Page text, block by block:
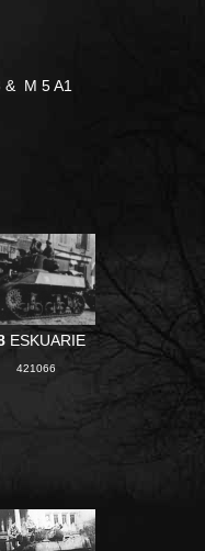
& M 5 A1
ESKUARIE
421066